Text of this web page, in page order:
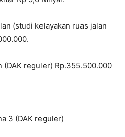
(studi kelayakan ruas jalan
reguler) Rp.355.500.000
3 (DAK reguler)